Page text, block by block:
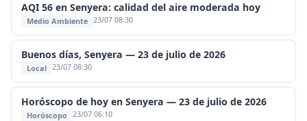
AQI 56 en Senyera: calidad del aire moderada hoy
Medio Ambiente 23/07 08:30
Buenos días, Senyera — 23 de julio de 2026
Local 23/07 08:30
Horóscopo de hoy en Senyera — 23 de julio de 2026
Horóscopo 23/07 06:10